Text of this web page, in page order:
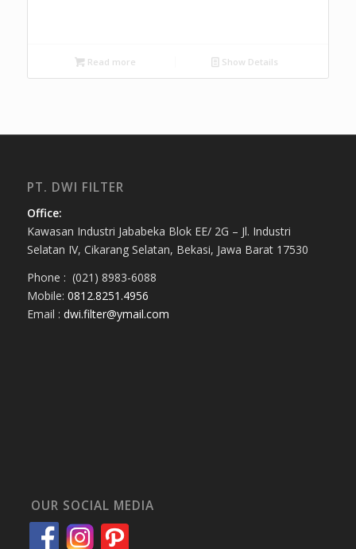
Read more Show Details
PT. DWI FILTER
Office:
Kawasan Industri Jababeka Blok EE/ 2G – Jl. Industri
Selatan IV, Cikarang Selatan, Bekasi, Jawa Barat 17530
Phone : (021) 8983-6088
Mobile: 0812.8251.4956
Email : dwi.filter@ymail.com
OUR SOCIAL MEDIA